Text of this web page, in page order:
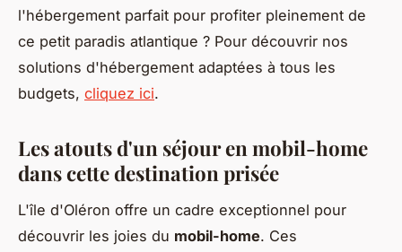
l'hébergement parfait pour profiter pleinement de
ce petit paradis atlantique ? Pour découvrir nos
solutions d'hébergement adaptées à tous les
budgets, cliquez ici.
Les atouts d'un séjour en mobil-home
dans cette destination prisée
L'île d'Oléron offre un cadre exceptionnel pour
découvrir les joies du mobil-home. Ces